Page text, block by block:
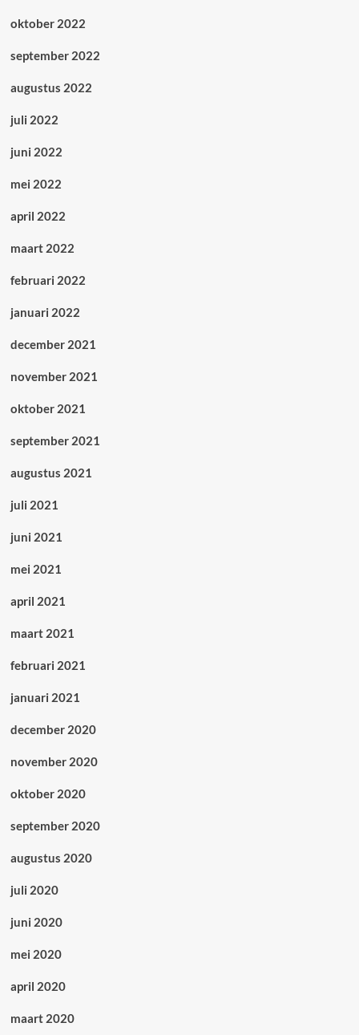
oktober 2022
september 2022
augustus 2022
juli 2022
juni 2022
mei 2022
april 2022
maart 2022
februari 2022
januari 2022
december 2021
november 2021
oktober 2021
september 2021
augustus 2021
juli 2021
juni 2021
mei 2021
april 2021
maart 2021
februari 2021
januari 2021
december 2020
november 2020
oktober 2020
september 2020
augustus 2020
juli 2020
juni 2020
mei 2020
april 2020
maart 2020